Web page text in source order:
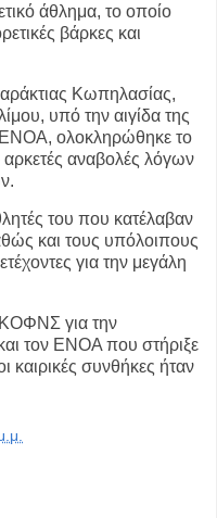
άθλημα, το οποίο
βάρκες και
Κωπηλασίας,
υπό την αιγίδα της
ΕΝΟΑ, ολοκληρώθηκε το
αναβολές λόγων
του που κατέλαβαν
και τους υπόλοιπους
για την μεγάλη
για την
τον ΕΝΟΑ που στήριξε
καιρικές συνθήκες ήταν